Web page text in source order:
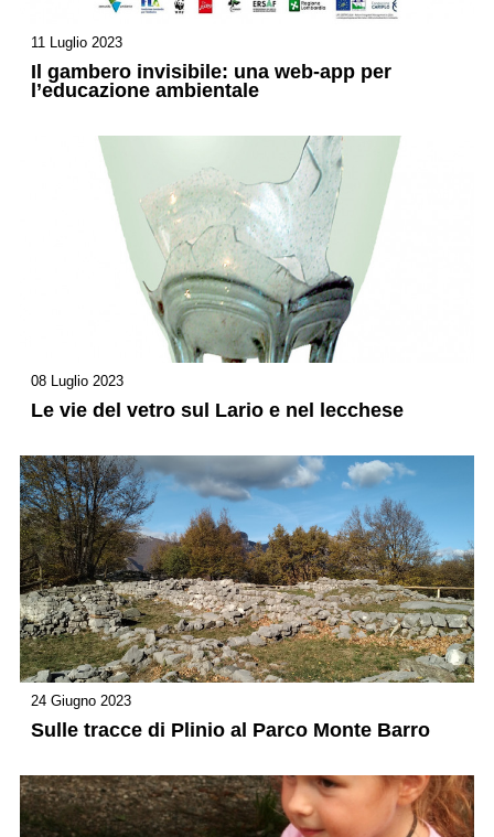
11 Luglio 2023
Il gambero invisibile: una web-app per
l’educazione ambientale
08 Luglio 2023
Le vie del vetro sul Lario e nel lecchese
24 Giugno 2023
Sulle tracce di Plinio al Parco Monte Barro